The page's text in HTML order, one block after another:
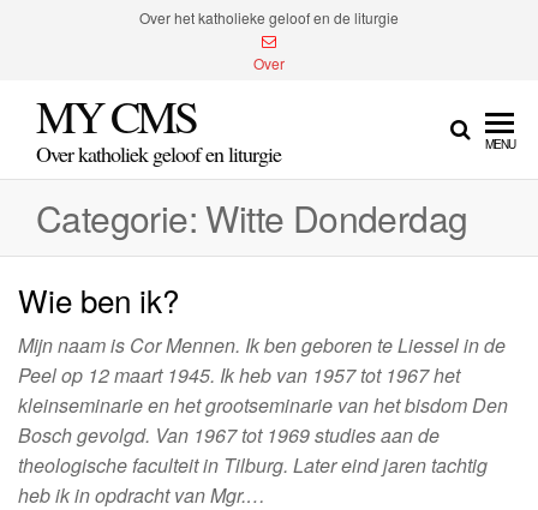
inhoud
Over het katholieke geloof en de liturgie
Over
MY CMS
Over katholiek geloof en liturgie MENU
Categorie:Witte Donderdag
Wie ben ik?
Mijn naam is Cor Mennen. Ik ben geboren te Liessel in de
Peel op 12 maart 1945. Ik heb van 1957 tot 1967 het
kleinseminarie en het grootseminarie van het bisdom Den
Bosch gevolgd. Van 1967 tot 1969 studies aan de
theologische faculteit in Tilburg. Later eind jaren tachtig
heb ik in opdracht van Mgr.…